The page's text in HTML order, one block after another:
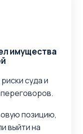
имущества
суда и
позицию,
выйти на